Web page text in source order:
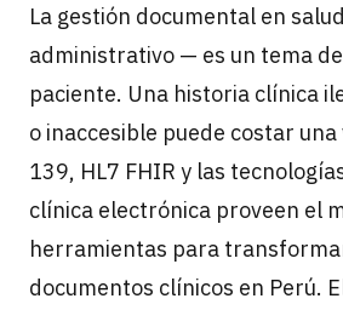
La gestión documental en
administrativo — es un tema
paciente. Una historia clínica
o inaccesible puede costar una
139, HL7 FHIR y las
clínica electrónica proveen el
herramientas para
documentos clínicos en Perú.